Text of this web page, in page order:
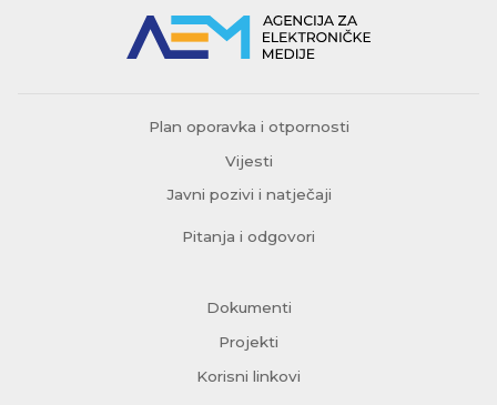
Plan oporavka i otpornosti
Vijesti
Javni pozivi i natječaji
Pitanja i odgovori
Dokumenti
Projekti
Korisni linkovi